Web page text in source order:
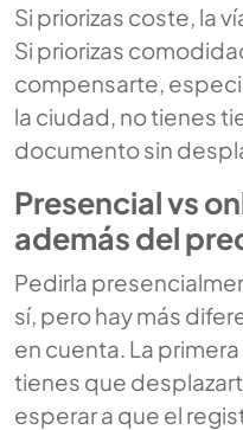
Si priorizas coste, la
Si priorizas
compensarte,
la ciudad, no tienes
documento sin
Presencial vs
además del
Pedirla
sí, pero hay más
en cuenta. La
tienes que
esperar a que el